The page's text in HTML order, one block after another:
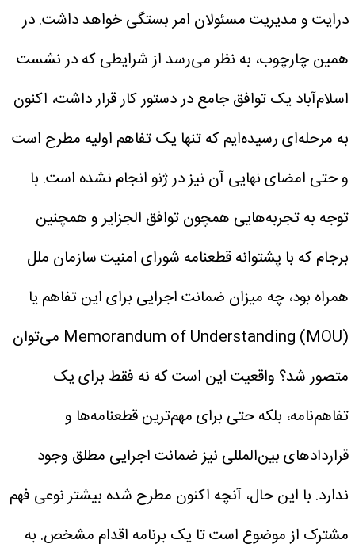
درایت و مدیریت مسئولان امر بستگی خواهد داشت.در
همین چارچوب، به نظر می‌رسد از شرایطی که در نشست
اسلام‌آباد یک توافق جامع در دستور کار قرار داشت، اکنون
به مرحله‌ای رسیده‌ایم که تنها یک تفاهم اولیه مطرح است
و حتی امضای نهایی آن نیز در ژنو انجام نشده است. با
توجه به تجربه‌هایی همچون توافق الجزایر و همچنین
برجام که با پشتوانه قطعنامه شورای امنیت سازمان ملل
همراه بود، چه میزان ضمانت اجرایی برای این تفاهم یا
(MOU) Memorandum of Understanding می‌توان
متصور شد؟ واقعیت این است که نه فقط برای یک
تفاهم‌نامه، بلکه حتی برای مهم‌ترین قطعنامه‌ها و
قراردادهای بین‌المللی نیز ضمانت اجرایی مطلق وجود
ندارد. با این حال، آنچه اکنون مطرح شده بیشتر نوعی فهم
مشترک از موضوع است تا یک برنامه اقدام مشخص. به